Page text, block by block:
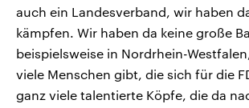
auch ein Landesverband, wir haben
kämpfen. Wir haben da keine große
beispielsweise in Nordrhein-
viele Menschen gibt, die sich für die
ganz viele talentierte Köpfe, die da